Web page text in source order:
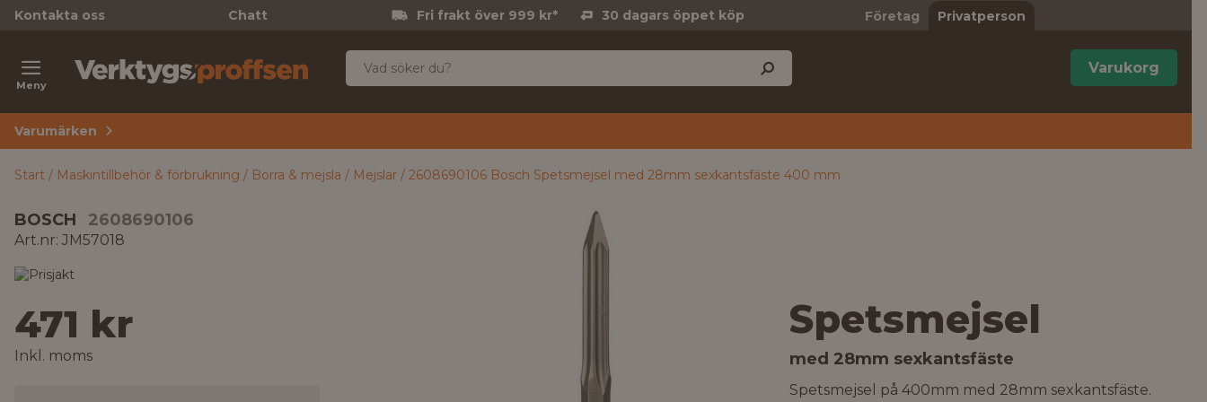
Kontakta oss Chatt Fri frakt över 999 kr* 30 dagars öppet köp Företag Privatperson
Meny
Varukorg
Varumärken
Start Maskintillbehör & förbrukning Borra & mejsla Mejslar 2608690106 Bosch Spetsmejsel med 28mm sexkantsfäste 400 mm
BOSCH 2608690106
Art.nr: JM57018
471 kr
Inkl. moms
Spetsmejsel
med 28mm sexkantsfäste
Spetsmejsel på 400mm med 28mm sexkantsfäste.